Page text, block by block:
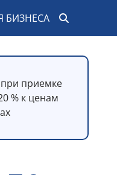
БИЗНЕСА
приемке
% к ценам